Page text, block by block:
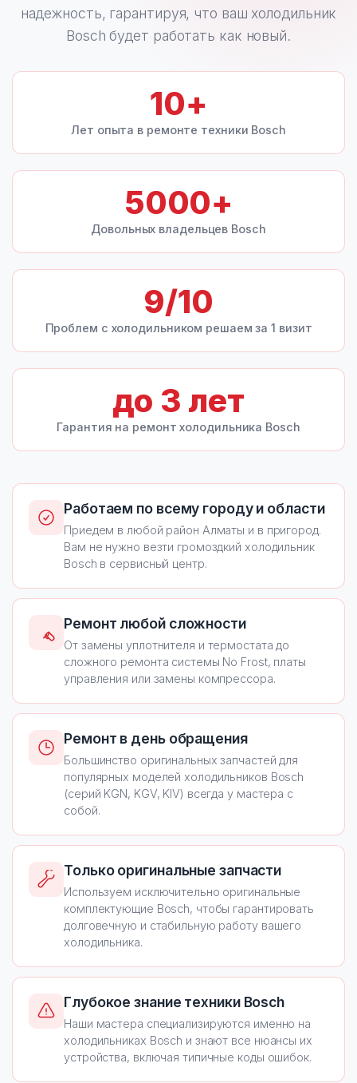
надежность, гарантируя, что ваш холодильник
Bosch будет работать как новый.
10+
Лет опыта в ремонте техники Bosch
5000+
Довольных владельцев Bosch
9/10
Проблем с холодильником решаем за 1 визит
до 3 лет
Гарантия на ремонт холодильника Bosch
Работаем по всему городу и области
Приедем в любой район Алматы и в пригород.
Вам не нужно везти громоздкий холодильник
Bosch в сервисный центр.
Ремонт любой сложности
От замены уплотнителя и термостата до
сложного ремонта системы No Frost, платы
управления или замены компрессора.
Ремонт в день обращения
Большинство оригинальных запчастей для
популярных моделей холодильников Bosch
(серий KGN, KGV, KIV) всегда у мастера с
собой.
Только оригинальные запчасти
Используем исключительно оригинальные
комплектующие Bosch, чтобы гарантировать
долговечную и стабильную работу вашего
холодильника.
Глубокое знание техники Bosch
Наши мастера специализируются именно на
холодильниках Bosch и знают все нюансы их
устройства, включая типичные коды ошибок.